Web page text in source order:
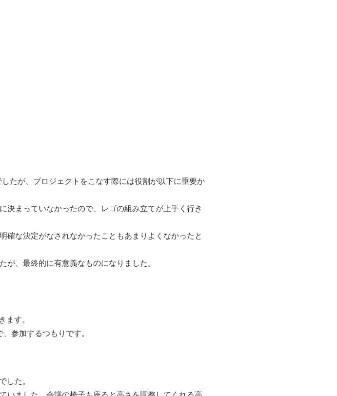
たが、プロジェクトをこなす際には役割が以下に重要か
決まっていなかったので、レゴの組み立てが上手く行き
確な決定がなされなかったこともあまりよくなかったと
、最終的に有意義なものになりました。
ます。
参加するつもりです。
した。